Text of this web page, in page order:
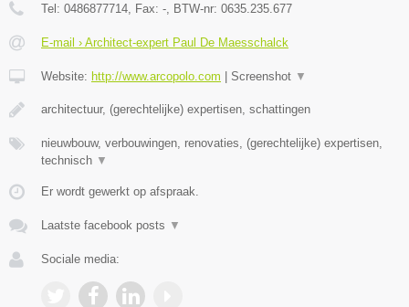
Tel: 0486877714 , Fax: - , BTW-nr: 0635.235.677
E-mail › Architect-expert Paul De Maesschalck
Website: http://www.arcopolo.com Screenshot ▼
architectuur, (gerechtelijke) expertisen, schattingen
nieuwbouw, verbouwingen, renovaties, (gerechtelijke) expertisen,
technisch ▼
Er wordt gewerkt op afspraak.
Laatste facebook posts ▼
Sociale media: